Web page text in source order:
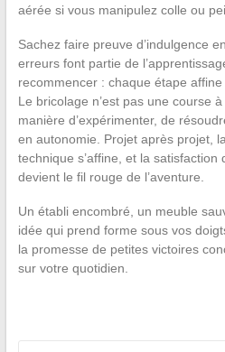
aérée si vous manipulez colle ou
Sachez faire preuve d’indulgence
erreurs font partie de
recommencer : chaque étape
Le bricolage n’est pas une course
manière d’expérimenter, de
en autonomie. Projet après projet,
technique s’affine, et la satisfaction
devient le fil rouge de l’aventure.
Un établi encombré, un meuble
idée qui prend forme sous vos
la promesse de petites victoires
sur votre quotidien.